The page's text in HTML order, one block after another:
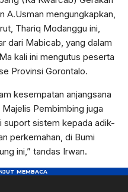
A.Usman mengungkapkan,
Thariq Modanggu ini,
dari Mabicab, yang dalam
kali ini mengutus peserta
Provinsi Gorontalo.
kesempatan anjangsana
Pembimbing juga
suport sistem kepada adik-
perkemahan, di Bumi
ini,” tandas Irwan.